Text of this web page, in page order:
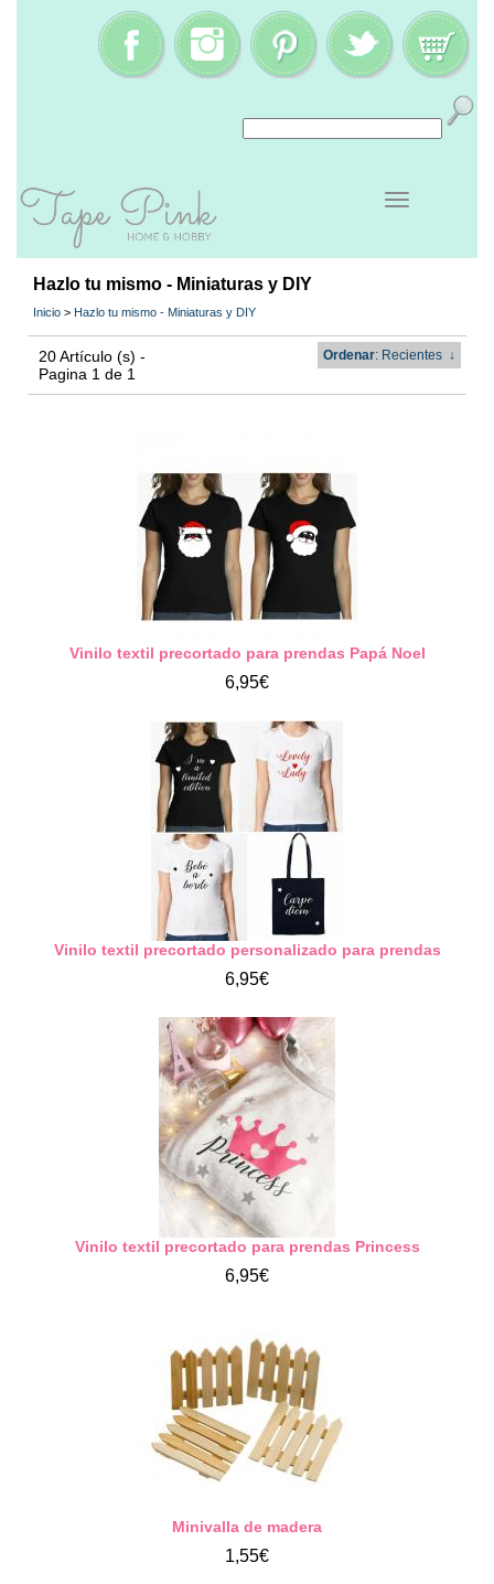
Hazlo tu mismo - Miniaturas y DIY
Inicio > Hazlo tu mismo - Miniaturas y DIY
20 Artículo (s) -
Pagina 1 de 1
Ordenar: Recientes↓
Vinilo textil precortado para prendas Papá Noel
6,95€
Vinilo textil precortado personalizado para prendas
6,95€
Vinilo textil precortado para prendas Princess
6,95€
Minivalla de madera
1,55€